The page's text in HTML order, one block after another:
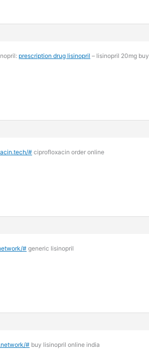
prescription drug lisinopril – lisinopril 20mg buy
# ciprofloxacin order online
# generic lisinopril
# buy lisinopril online india